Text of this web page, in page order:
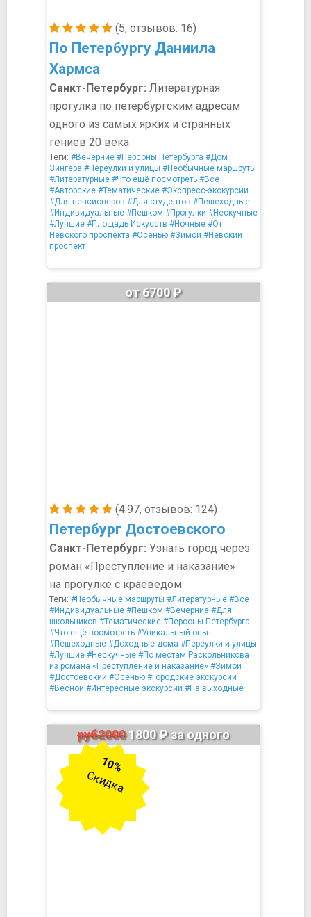
(5, отзывов: 16)
По Петербургу Даниила
Хармса
Санкт-Петербург: Литературная
прогулка по петербургским адресам
одного из самых ярких и странных
гениев 20 века
Теги: #Вечерние #Персоны Петербурга #Дом
Зингера #Переулки и улицы #Необычные маршруты
#Литературные #Что ещё посмотреть #Все
#Авторские #Тематические #Экспресс-экскурсии
#Для пенсионеров #Для студентов #Пешеходные
#Индивидуальные #Пешком #Прогулки #Нескучные
#Лучшие #Площадь Искусств #Ночные #От
Невского проспекта #Осенью #Зимой #Невский
проспект
(4.97, отзывов: 124)
Петербург Достоевского
от 6700 ₽
Санкт-Петербург: Узнать город через
роман «Преступление и наказание»
на прогулке с краеведом
Теги: #Необычные маршруты #Литературные #Все
#Индивидуальные #Пешком #Вечерние #Для
школьников #Тематические #Персоны Петербурга
#Что ещё посмотреть #Уникальный опыт
#Пешеходные #Доходные дома #Переулки и улицы
#Лучшие #Нескучные #По местам Раскольникова
из романа «Преступление и наказание» #Зимой
#Достоевский #Осенью #Городские экскурсии
#Весной #Интересные экскурсии #На выходные
руб20001800 ₽ за одного
10%
Скидка